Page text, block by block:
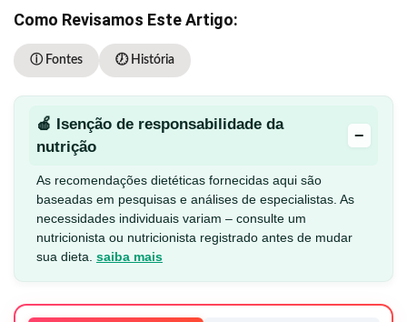
Como Revisamos Este Artigo:
ⓘ Fontes 🕖 História
🍎 Isenção de responsabilidade da
nutrição
−
As recomendações dietéticas fornecidas aqui são
baseadas em pesquisas e análises de especialistas. As
necessidades individuais variam – consulte um
nutricionista ou nutricionista registrado antes de mudar
sua dieta. saiba mais